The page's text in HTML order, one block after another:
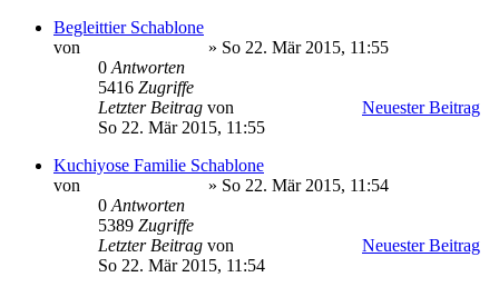
Begleittier Schablone
von
» So 22. Mär 2015, 11:55
0 Antworten
5416 Zugriffe
Letzter Beitrag von
Neuester Beitrag
So 22. Mär 2015, 11:55
Kuchiyose Familie Schablone
von
» So 22. Mär 2015, 11:54
0 Antworten
5389 Zugriffe
Letzter Beitrag von
Neuester Beitrag
So 22. Mär 2015, 11:54